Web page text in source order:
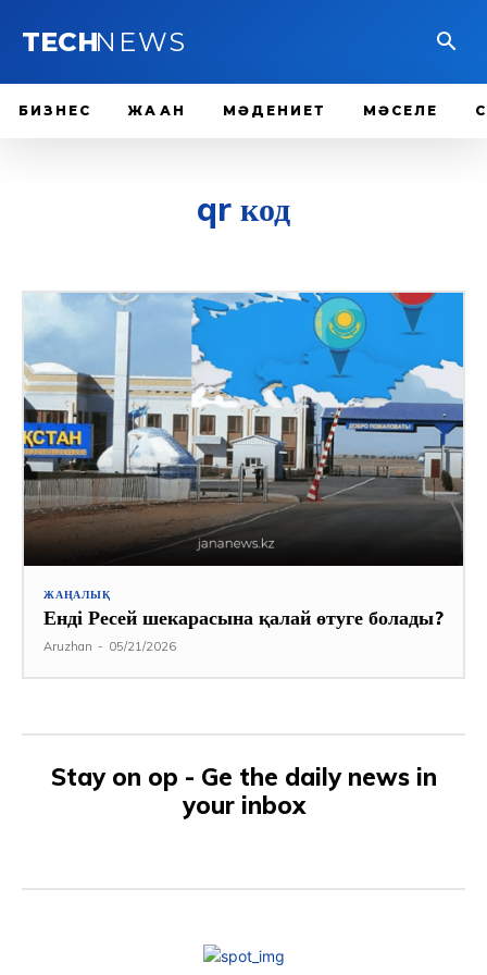
TECHNEWS
БИЗНЕС ЖАҺАН МӘДЕНИЕТ МӘСЕЛЕ
qr код
ЖАҢАЛЫҚ
Енді Ресей шекарасына қалай өтуге болады?
Aruzhan - 05/21/2026
Stay on op - Ge the daily news in
your inbox